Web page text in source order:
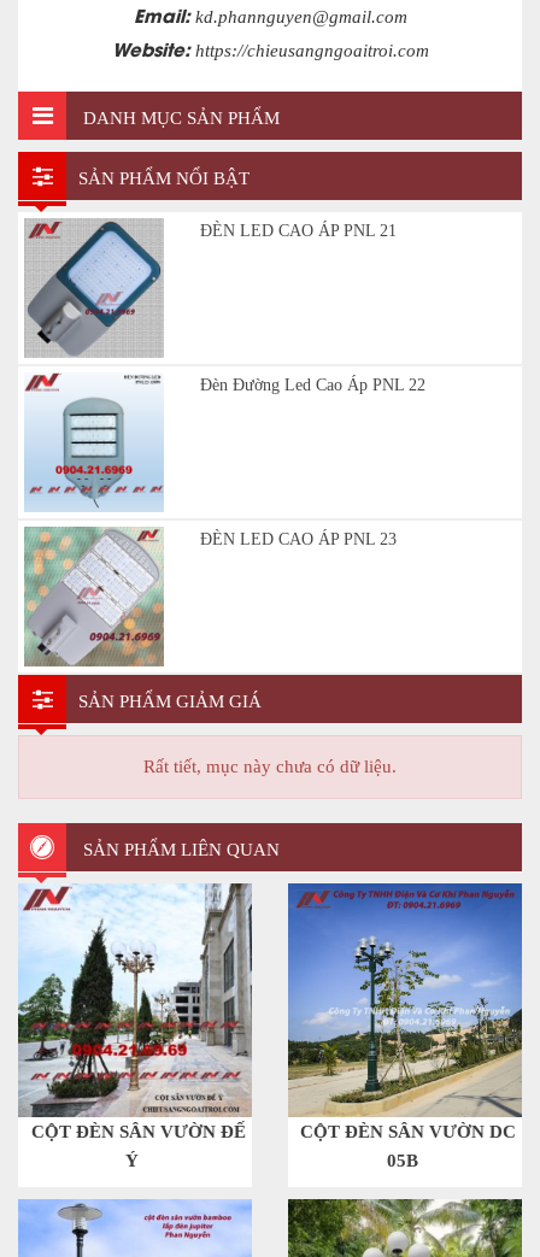
Email:kd.phannguyen@gmail.com
Website:https://chieusangngoaitroi.com
DANH MỤC SẢN PHẨM
SẢN PHẨM NỔI BẬT
ĐÈN LED CAO ÁP PNL 21
Đèn Đường Led Cao Áp PNL 22
ĐÈN LED CAO ÁP PNL 23
SẢN PHẨM GIẢM GIÁ
Rất tiết, mục này chưa có dữ liệu.
SẢN PHẨM LIÊN QUAN
CỘT ĐÈN SÂN VƯỜN ĐẾ
Ý
CỘT ĐÈN SÂN VƯỜN DC
05B